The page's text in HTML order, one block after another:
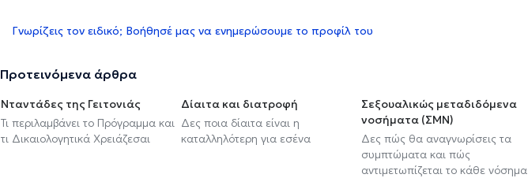
Γνωρίζεις τον ειδικό; Βοήθησέ μας να ενημερώσουμε το προφίλ του
Προτεινόμενα άρθρα
Νταντάδες της Γειτονιάς
Τι περιλαμβάνει το Πρόγραμμα και
τι Δικαιολογητικά Χρειάζεσαι
Δίαιτα και διατροφή
Δες ποια δίαιτα είναι η
καταλληλότερη για εσένα
Σεξουαλικώς μεταδιδόμενα
νοσήματα (ΣΜΝ)
Δες πώς θα αναγνωρίσεις τα
συμπτώματα και πώς
αντιμετωπίζεται το κάθε νόσημα